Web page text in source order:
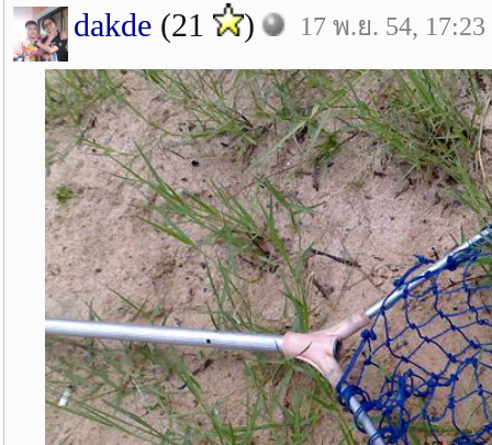
dakde (21 ) 17 พ.ย. 54, 17:23